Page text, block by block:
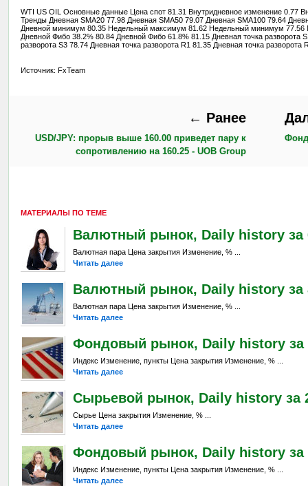
WTI US OIL Основные данные Цена спот 81.31 Внутридневное изменение 0.77
Тренды Дневная SMA20 77.98 Дневная SMA50 79.07 Дневная SMA100 79.64
Дневной минимум 80.35 Недельный максимум 81.62 Недельный минимум
Дневной Фибо 38.2% 80.84 Дневной Фибо 61.8% 81.15 Дневная точка разворота
разворота S3 78.74 Дневная точка разворота R1 81.35 Дневная точка разворота
Источник: FxTeam
← Ранее
USD/JPY: прорыв выше 160.00 приведет пару к
сопротивлению на 160.25 - UOB Group
МАТЕРИАЛЫ ПО ТЕМЕ
Валютный рынок, Daily history за
Валютная пара Цена закрытия Изменение, % ...
Читать далее
Валютный рынок, Daily history за
Валютная пара Цена закрытия Изменение, % ...
Читать далее
Фондовый рынок, Daily history за
Индекс Изменение, пункты Цена закрытия Изменение, % ...
Читать далее
Сырьевой рынок, Daily history за
Сырье Цена закрытия Изменение, % ...
Читать далее
Фондовый рынок, Daily history за
Индекс Изменение, пункты Цена закрытия Изменение, % ...
Читать далее